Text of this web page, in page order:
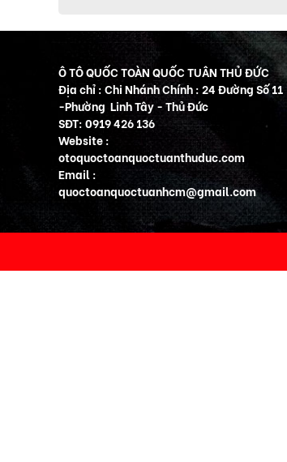
Ô TÔ QUỐC TOÀN QUỐC TUÂN THỦ ĐỨC
Địa chỉ : Chi Nhánh Chính : 24 Đường Số 11
-Phường Linh Tây - Thủ Đức
SĐT: 0919 426 136
Website :
otoquoctoanquoctuanthuduc.com
Email :
quoctoanquoctuanhcm@gmail.com